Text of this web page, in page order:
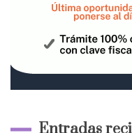
Entradas